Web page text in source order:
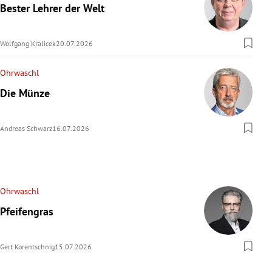
Bester Lehrer der Welt
Wolfgang Kralicek20.07.2026
Ohrwaschl
Die Münze
Andreas Schwarz16.07.2026
Ohrwaschl
Pfeifengras
Gert Korentschnig15.07.2026